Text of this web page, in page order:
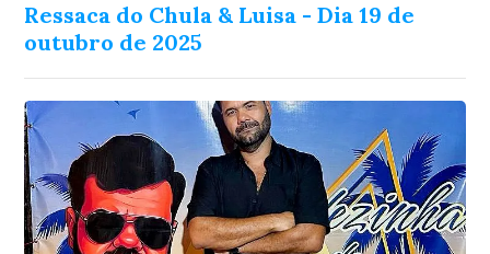
Ressaca do Chula & Luisa - Dia 19 de
outubro de 2025